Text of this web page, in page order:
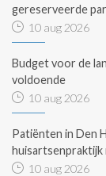
gereserveerde
10 aug 2026
Budget voor de
voldoende
10 aug 2026
Patiënten in Den
huisartsenpraktijk
10 aug 2026